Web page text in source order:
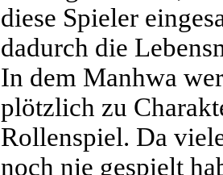
diese Spieler
dadurch die
In dem Manhwa
plötzlich zu
Rollenspiel. Da
noch nie gespielt